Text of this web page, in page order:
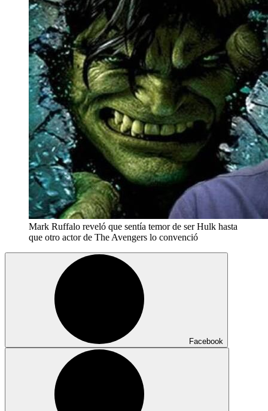
Mark Ruffalo reveló que sentía temor de ser Hulk hasta
que otro actor de The Avengers lo convenció
Facebook